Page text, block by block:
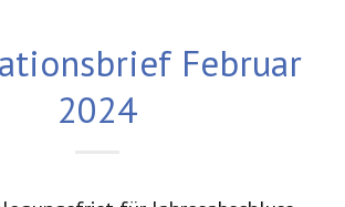
Februar
2024